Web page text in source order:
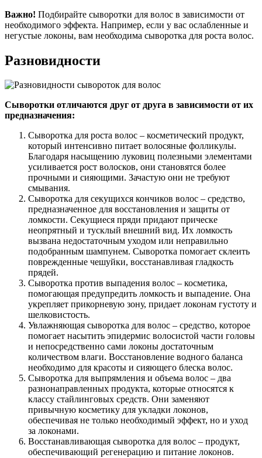
Важно! Подбирайте сыворотки для волос в зависимости от
необходимого эффекта. Например, если у вас ослабленные и
негустые локоны, вам необходима сыворотка для роста волос.
Разновидности
Сыворотки отличаются друг от друга в зависимости от их
предназначения:
Сыворотка для роста волос – косметический продукт,
который интенсивно питает волосяные фолликулы.
Благодаря насыщению луковиц полезными элементами
усиливается рост волосков, они становятся более
прочными и сияющими. Зачастую они не требуют
смывания.
Сыворотка для секущихся кончиков волос – средство,
предназначенное для восстановления и защиты от
ломкости. Секущиеся пряди придают прическе
неопрятный и тусклый внешний вид. Их ломкость
вызвана недостаточным уходом или неправильно
подобранным шампунем. Сыворотка помогает склеить
поврежденные чешуйки, восстанавливая гладкость
прядей.
Сыворотка против выпадения волос – косметика,
помогающая предупредить ломкость и выпадение. Она
укрепляет прикорневую зону, придает локонам густоту и
шелковистость.
Увлажняющая сыворотка для волос – средство, которое
помогает насытить эпидермис волосистой части головы
и непосредственно сами локоны достаточным
количеством влаги. Восстановление водного баланса
необходимо для красоты и сияющего блеска волос.
Сыворотка для выпрямления и объема волос – два
разнонаправленных продукта, которые относятся к
классу стайлинговых средств. Они заменяют
привычную косметику для укладки локонов,
обеспечивая не только необходимый эффект, но и уход
за локонами.
Восстанавливающая сыворотка для волос – продукт,
обеспечивающий регенерацию и питание локонов.